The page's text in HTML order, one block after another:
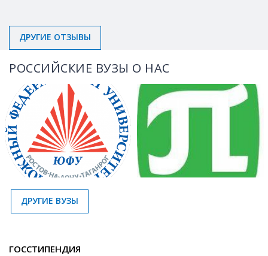
ДРУГИЕ ОТЗЫВЫ
РОССИЙСКИЕ ВУЗЫ О НАС
ДРУГИЕ ВУЗЫ
ГОССТИПЕНДИЯ